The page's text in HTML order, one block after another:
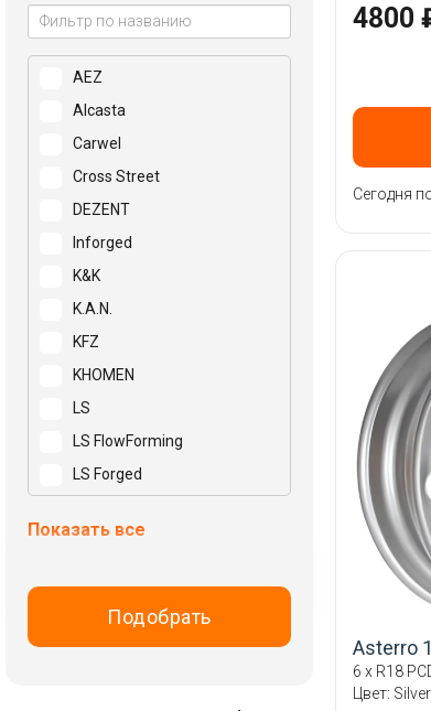
AEZ
Alcasta
Carwel
Cross Street
DEZENT
Inforged
K&K
K.A.N.
KFZ
KHOMEN
LS
LS FlowForming
LS Forged
N2O
Показать все
Подобрать
4800
Сегодня
Asterro
6 x R18
Цвет: Silver